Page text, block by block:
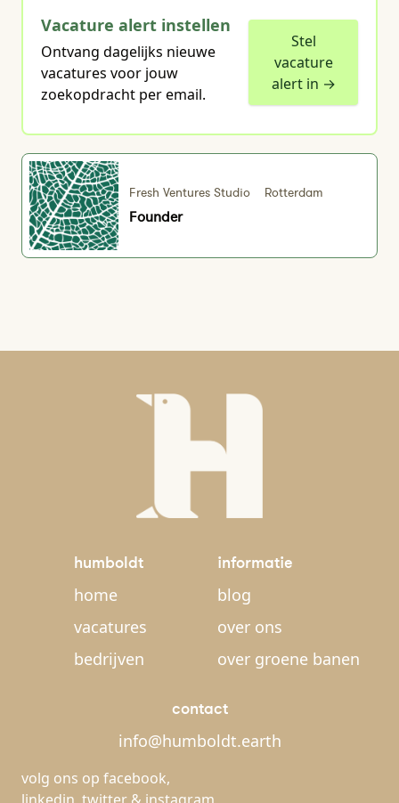
Vacature alert instellen
Ontvang dagelijks nieuwe
vacatures voor jouw
zoekopdracht per email.
Stel
vacature
alert in →
Fresh Ventures Studio Rotterdam
Founder
humboldt
home
vacatures
bedrijven
informatie
blog
over ons
over groene banen
contact
info@humboldt.earth
volg ons op facebook,